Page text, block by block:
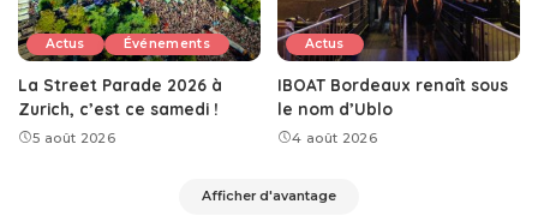
Actus Événements
La Street Parade 2026 à
Zurich, c’est ce samedi !
5 août 2026
Actus
IBOAT Bordeaux renaît sous
le nom d’Ublo
4 août 2026
Afficher d'avantage